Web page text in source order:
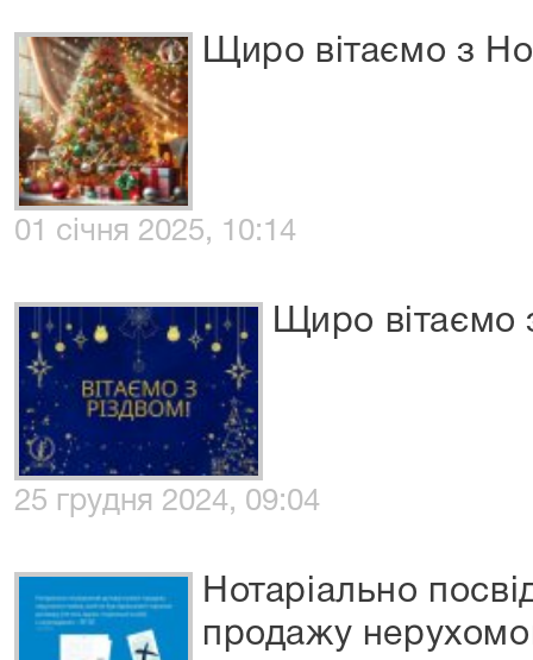
Щиро вітаємо з
01 січня 2025, 10:14
Щиро вітаємо
25 грудня 2024, 09:04
Нотаріально
продажу